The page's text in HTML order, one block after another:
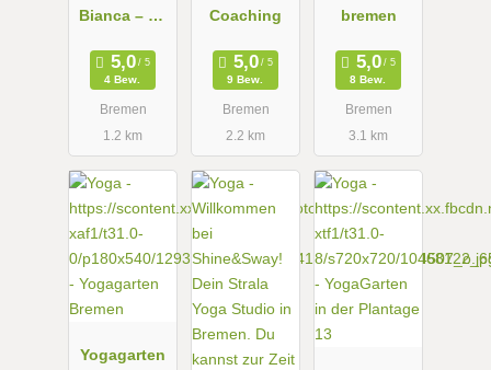
Bianca – bi-
4 Bew.
Bremen
1.2 km
Coaching
9 Bew.
Bremen
2.2 km
bremen
8 Bew.
Bremen
3.1 km
Yogagarten